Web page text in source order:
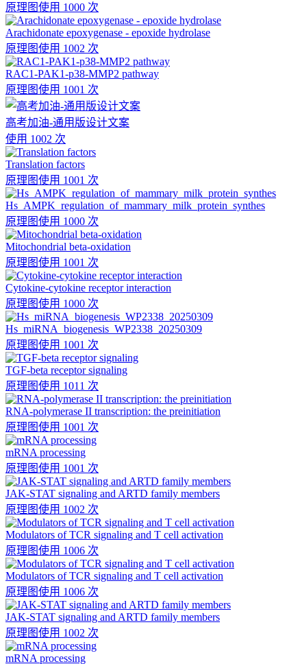
原理图使用 1000 次
Arachidonate epoxygenase - epoxide hydrolase
原理图使用 1002 次
RAC1-PAK1-p38-MMP2 pathway
原理图使用 1001 次
高考加油-通用版设计文案
使用 1002 次
Translation factors
原理图使用 1001 次
Hs_AMPK_regulation_of_mammary_milk_protein_synthes
原理图使用 1000 次
Mitochondrial beta-oxidation
原理图使用 1001 次
Cytokine-cytokine receptor interaction
原理图使用 1000 次
Hs_miRNA_biogenesis_WP2338_20250309
原理图使用 1001 次
TGF-beta receptor signaling
原理图使用 1011 次
RNA-polymerase II transcription: the preinitiation
原理图使用 1001 次
mRNA processing
原理图使用 1001 次
JAK-STAT signaling and ARTD family members
原理图使用 1002 次
Modulators of TCR signaling and T cell activation
原理图使用 1006 次
Modulators of TCR signaling and T cell activation
原理图使用 1006 次
JAK-STAT signaling and ARTD family members
原理图使用 1002 次
mRNA processing